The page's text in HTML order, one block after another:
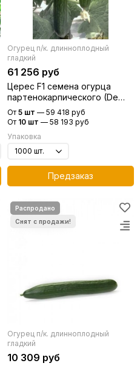
Огурец п/к. длинноплодный
гладкий
61 256 руб
Церес F1 семена огурца
партенокарпического (De
Ruiter Seeds / Де Ройтер
Сидс)
От 5 шт — 59 418 руб
От 10 шт — 58 193 руб
Упаковка
Предзаказ
Огурец п/к. длинноплодный
гладкий
10 309 руб